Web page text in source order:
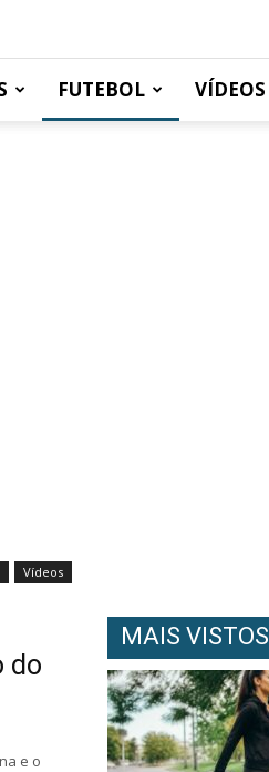
FUTEBOL VÍDEOS
Vídeos
do
e o
MAIS VISTOS